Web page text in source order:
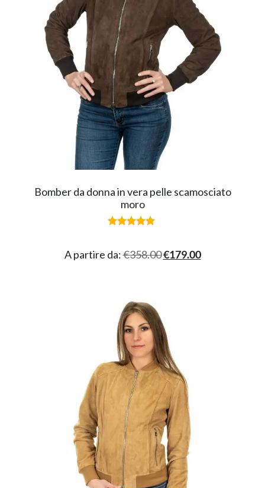
Bomber da donna in vera pelle scamosciato
moro
su 5
A partire da:€358.00€179.00